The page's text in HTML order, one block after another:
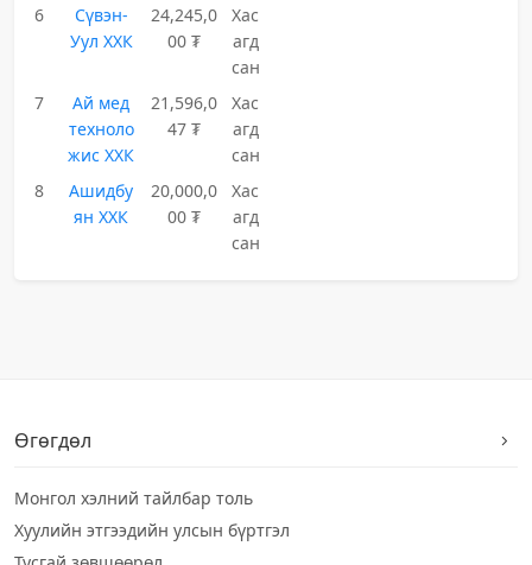
6
Сүвэн-
Уул ХХК
24,245,0
00 ₮
Хас
агд
сан
7
Ай мед
техноло
жис ХХК
21,596,0
47 ₮
Хас
агд
сан
8
Ашидбу
ян ХХК
20,000,0
00 ₮
Хас
агд
сан
Өгөгдөл
Монгол хэлний тайлбар толь
Хуулийн этгээдийн улсын бүртгэл